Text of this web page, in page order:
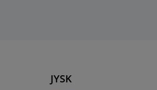
JYSK